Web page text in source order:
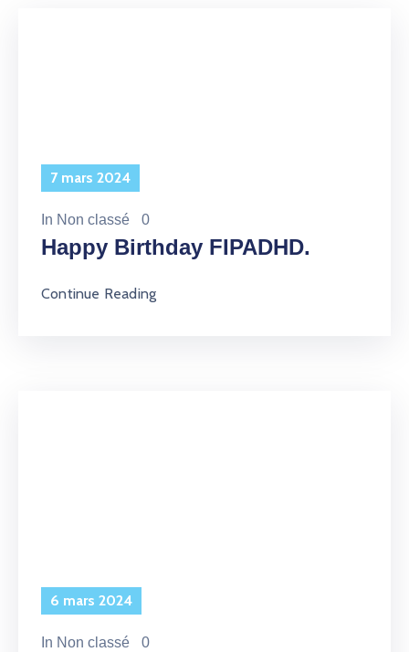
7 mars 2024
In Non classé 0
Happy Birthday FIPADHD.
Continue Reading
6 mars 2024
In Non classé 0